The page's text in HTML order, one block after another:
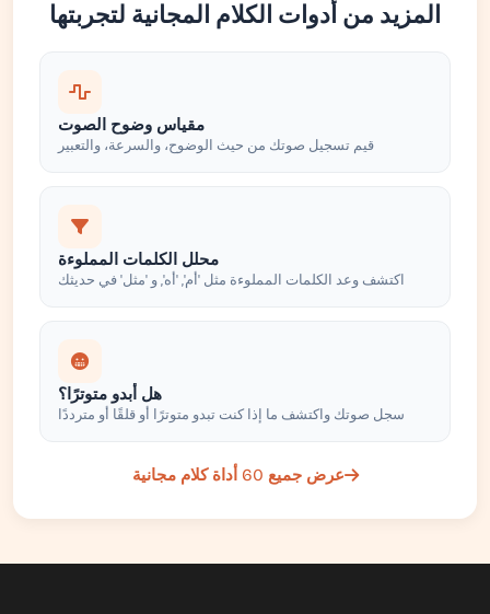
المزيد من أدوات الكلام المجانية لتجربتها
مقياس وضوح الصوت
قيم تسجيل صوتك من حيث الوضوح، والسرعة، والتعبير
محلل الكلمات المملوءة
اكتشف وعد الكلمات المملوءة مثل 'أم', 'أه', و 'مثل' في حديثك
هل أبدو متوترًا؟
سجل صوتك واكتشف ما إذا كنت تبدو متوترًا أو قلقًا أو مترددًا
عرض جميع 60 أداة كلام مجانية